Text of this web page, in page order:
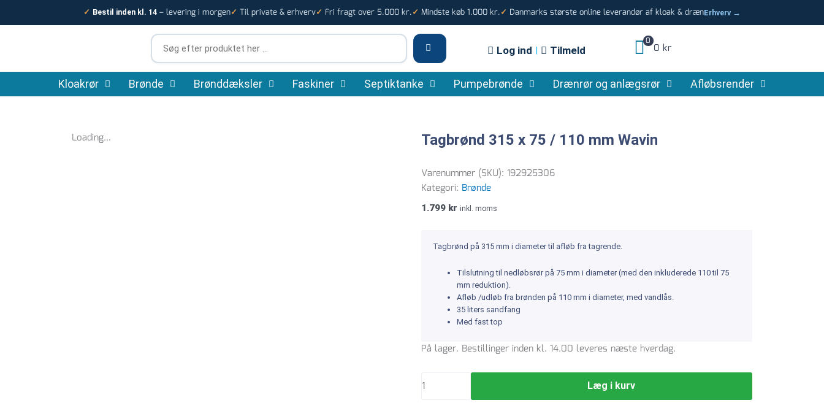
til
✓ Bestil inden kl. 14 – levering i morgen✓ Til private & erhverv✓ Fri fragt over 5.000 kr. ✓ Mindste køb 1.000 kr. ✓ Danmarks største online leverandør af kloak & drænErhverv →
Søg
efter
produktet
her
…
Log ind | Tilmeld
0
0 kr
Kloakrør Brønde Brønddæksler Faskiner Septiktanke Pumpebrønde Drænrør og anlægsrør Afløbsrender
Loading... Tagbrønd 315 x 75 / 110 mm Wavin
Varenummer (SKU): 192925306
Kategori: Brønde
1.799 kr inkl. moms
Tagbrønd på 315 mm i diameter til afløb fra tagrende.
Tilslutning til nedløbsrør på 75 mm i diameter (med den inkluderede 110 til 75
mm reduktion).
Afløb /udløb fra brønden på 110 mm i diameter, med vandlås.
35 liters sandfang
Med fast top
På lager. Bestillinger inden kl. 14.00 leveres næste hverdag.
Tagbrønd
75
Læg i kurv